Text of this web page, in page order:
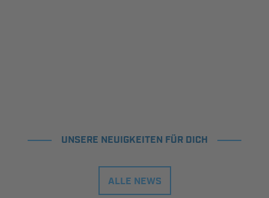
UNSERE NEUIGKEITEN FÜR DICH
ALLE NEWS